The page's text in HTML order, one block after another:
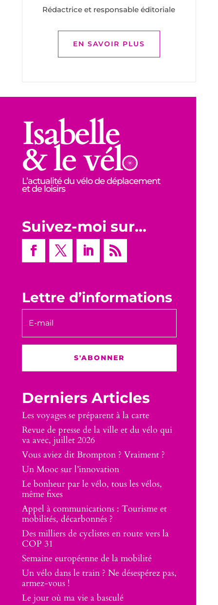
Rédactrice et responsable éditoriale
EN SAVOIR PLUS
L’actualité du vélo de déplacement
et de loisirs
Suivez-moi sur…
Lettre d’informations
S'ABONNER
Derniers Articles
Les voyages se préparent à la carte
Revue de presse de la ville et du vélo qui
va avec, juillet 2026
Vous aviez dit Brompton ? Vraiment ?
Un Mooc sur l’innovation
Le bonheur par le vélo, tous les vélos,
même fixes
Appel à communications : Tourisme et
mobilités, décarbonnés ?
Des milliers de cyclistes en route vers la
COP 31
Semaine européenne de la mobilité
Un vélo dans le train ? Ne désespérez pas,
armez-vous !
Le jour où ma vie a basculé